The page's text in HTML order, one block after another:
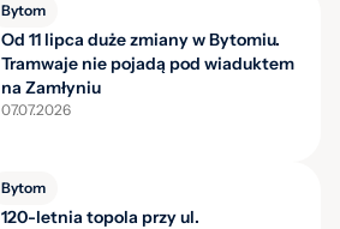
Bytom
Od 11 lipca duże zmiany w Bytomiu.
Tramwaje nie pojadą pod wiaduktem
na Zamłyniu
07.07.2026
Bytom
120-letnia topola przy ul.